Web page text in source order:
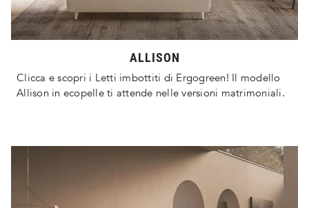
ALLISON
Clicca e scopri i Letti imbottiti di Ergogreen! Il modello
Allison in ecopelle ti attende nelle versioni matrimoniali.